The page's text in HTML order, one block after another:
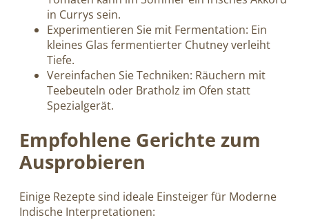
in Currys sein.
Experimentieren Sie mit Fermentation: Ein
kleines Glas fermentierter Chutney verleiht
Tiefe.
Vereinfachen Sie Techniken: Räuchern mit
Teebeuteln oder Bratholz im Ofen statt
Spezialgerät.
Empfohlene Gerichte zum
Ausprobieren
Einige Rezepte sind ideale Einsteiger für Moderne
Indische Interpretationen: